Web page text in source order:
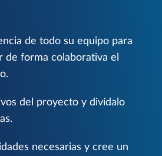
de todo su equipo para
de forma colaborativa el
del proyecto y divídalo
necesarias y cree un